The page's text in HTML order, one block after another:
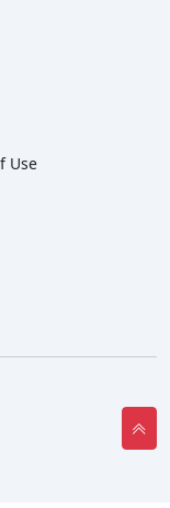
Use